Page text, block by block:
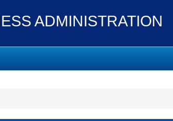
ADMINISTRATION